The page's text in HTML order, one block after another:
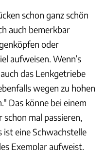
schon ganz schön
auch bemerkbar
oder
aufweisen. Wenn’s
das Lenkgetriebe
wegen zu hohen
Das könne bei einem
mal passieren,
eine Schwachstelle
Exemplar aufweist.